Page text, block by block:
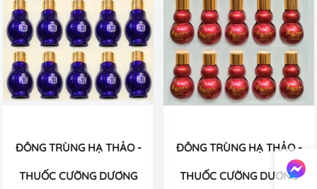
ĐÔNG TRÙNG HẠ THẢO -
THUỐC CƯỜNG DƯƠNG
ĐÔNG TRÙNG HẠ THẢO -
THUỐC CƯỜNG DƯƠNG